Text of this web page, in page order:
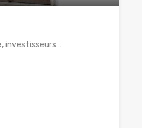
investisseurs…